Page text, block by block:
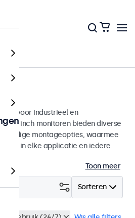
voor industrieel en
9 inch monitoren bieden diverse
montageopties, waarmee
zijn in elke applicatie en iedere
Toon meer
Sorteren